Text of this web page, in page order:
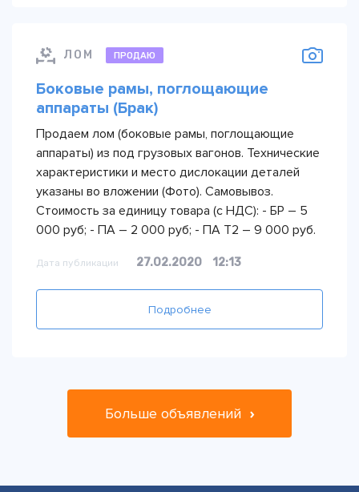
ЛОМ ПРОДАЮ
Боковые рамы, поглощающие
аппараты (Брак)
Продаем лом (боковые рамы, поглощающие
аппараты) из под грузовых вагонов. Технические
характеристики и место дислокации деталей
указаны во вложении (Фото). Самовывоз.
Стоимость за единицу товара (с НДС): - БР – 5
000 руб; - ПА – 2 000 руб; - ПА Т2 – 9 000 руб.
Дата публикации 27.02.2020 12:13
Подробнее
Больше объявлений